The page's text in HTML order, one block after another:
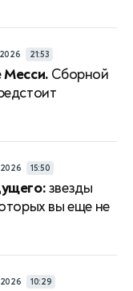
21:53
Месси. Сборной
15:50
звезды
вы еще не
10:29